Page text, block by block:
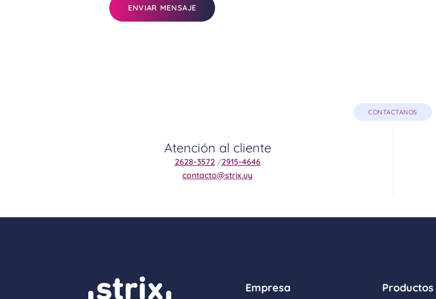
ENVIAR MENSAJE
CONTACTANOS
Atención al cliente
2628-3572 /2915-4646
contacto@strix.uy
Empresa Productos